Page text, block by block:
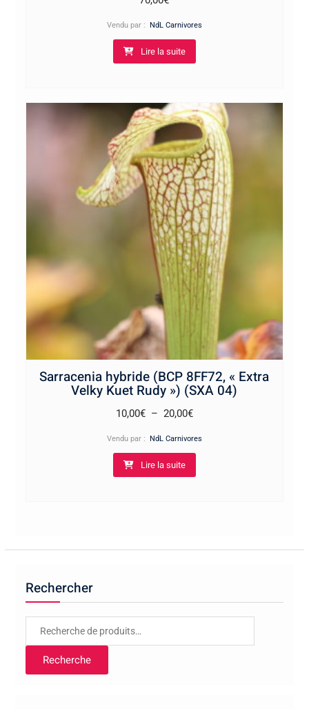
Vendu par : NdL Carnivores
Lire la suite
Sarracenia hybride (BCP 8FF72, « Extra
Velky Kuet Rudy ») (SXA 04)
10,00€ – 20,00€Plage
Vendu par : NdL Carnivores
Lire la suite
Rechercher
Recherche
Recherche